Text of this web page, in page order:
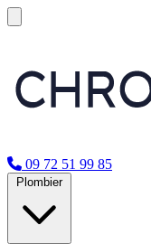
09 72 51 99 85
Plombier